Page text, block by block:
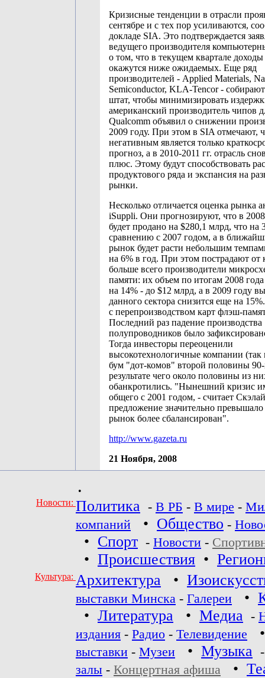
Кризисные тенденции в отрасли
сентябре и с тех пор усиливаются,
докладе SIA. Это подтверждается
ведущего производителя
о том, что в текущем квартале
окажутся ниже ожидаемых. Еще ряд
производителей - Applied Materials,
Semiconductor, KLA-Tencor -
штат, чтобы минимизировать
американский производитель чипов
Qualcomm объявил о снижении
2009 году. При этом в SIA отмечают,
негативным является только
прогноз, а в 2010-2011 гг. отрасль
плюс. Этому будут способствовать
продуктового ряда и экспансия на
рынки.
Несколько отличается оценка рынка
iSuppli. Они прогнозируют, что в
будет продано на $280,1 млрд, что
сравнению с 2007 годом, а в
рынок будет расти небольшим
на 6% в год. При этом пострадают от
больше всего производители
памяти: их объем по итогам 2008 года
на 14% - до $12 млрд, а в 2009 году
данного сектора снизится еще на
с перепроизводством карт флэш-
Последний раз падение производства
полупроводников было
Тогда инвесторы переоценили
высокотехнологичные компании
бум "дот-комов" второй половины 90-
результате чего около половины из
обанкротились. "Нынешний кризис
общего с 2001 годом, - считает
предложение значительно превышало
рынок более сбалансирован".
http://www.gazeta.ru
21 Ноября, 2008
•
Новости: Политика - В РБ - В мире -
компаний
• Общество -
• Спорт - Новости -
• Происшествия •
Культура: Архитектура •
выставки Минска - Галереи •
• Литература • Медиа -
издания - Радио - Телевидение
выставки - Музеи • Музыка
залы - Концертная афиша •